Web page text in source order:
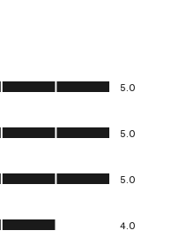
5.0
5.0
5.0
4.0